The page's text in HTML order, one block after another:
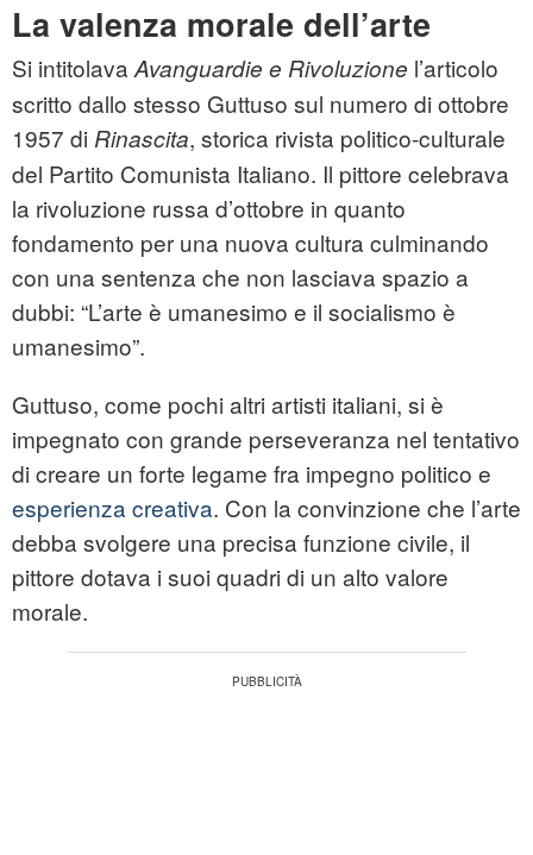
La valenza morale dell’arte
Si intitolava Avanguardie e Rivoluzione l’articolo
scritto dallo stesso Guttuso sul numero di ottobre
1957 di Rinascita, storica rivista politico-culturale
del Partito Comunista Italiano. Il pittore celebrava
la rivoluzione russa d’ottobre in quanto
fondamento per una nuova cultura culminando
con una sentenza che non lasciava spazio a
dubbi: “L’arte è umanesimo e il socialismo è
umanesimo”.
Guttuso, come pochi altri artisti italiani, si è
impegnato con grande perseveranza nel tentativo
di creare un forte legame fra impegno politico e
esperienza creativa. Con la convinzione che l’arte
debba svolgere una precisa funzione civile, il
pittore dotava i suoi quadri di un alto valore
morale.